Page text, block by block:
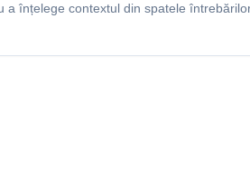
a înțelege contextul din spatele